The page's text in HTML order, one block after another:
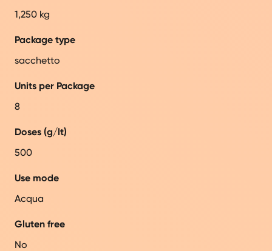
1,250 kg
Package type
sacchetto
Units per Package
8
Doses (g/lt)
500
Use mode
Acqua
Gluten free
No